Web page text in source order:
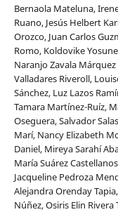
Bernaola Mateluna,
Ruano, Jesús Helbert
Orozco, Juan Carlos
Romo, Koldovike
Naranjo Zavala
Valladares Riveroll,
Sánchez, Luz Lazos
Tamara Martínez-Ruíz,
Oseguera, Salvador
Marí, Nancy Elizabeth
Daniel, Mireya Sarahí
María Suárez
Jacqueline Pedroza
Alejandra Orenday
Núñez, Osiris Elin